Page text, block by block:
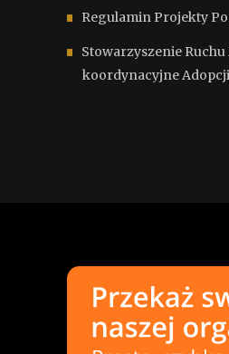
Regulamin Projekty
Stowarzyszenie
koordynacyjne